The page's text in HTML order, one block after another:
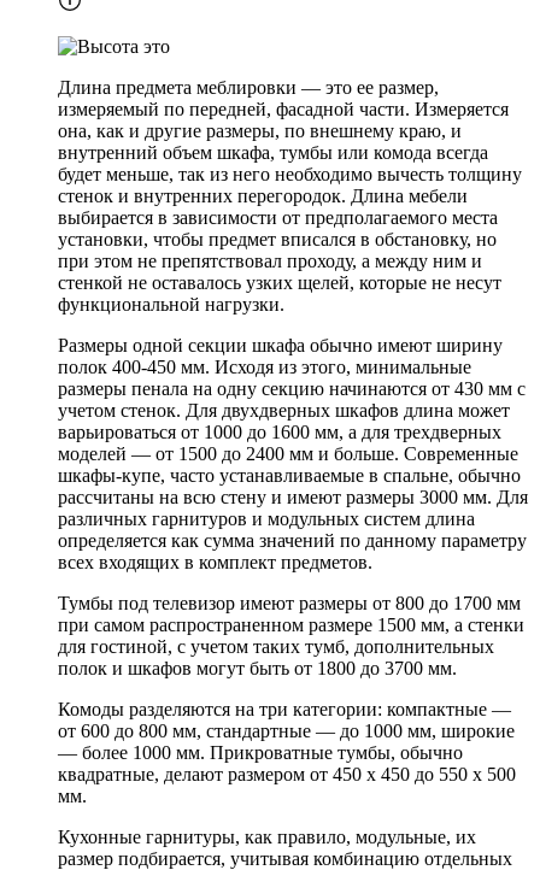
Длина предмета меблировки — это ее размер,
измеряемый по передней, фасадной части. Измеряется
она, как и другие размеры, по внешнему краю, и
внутренний объем шкафа, тумбы или комода всегда
будет меньше, так из него необходимо вычесть толщину
стенок и внутренних перегородок. Длина мебели
выбирается в зависимости от предполагаемого места
установки, чтобы предмет вписался в обстановку, но
при этом не препятствовал проходу, а между ним и
стенкой не оставалось узких щелей, которые не несут
функциональной нагрузки.
Размеры одной секции шкафа обычно имеют ширину
полок 400-450 мм. Исходя из этого, минимальные
размеры пенала на одну секцию начинаются от 430 мм с
учетом стенок. Для двухдверных шкафов длина может
варьироваться от 1000 до 1600 мм, а для трехдверных
моделей — от 1500 до 2400 мм и больше. Современные
шкафы-купе, часто устанавливаемые в спальне, обычно
рассчитаны на всю стену и имеют размеры 3000 мм. Для
различных гарнитуров и модульных систем длина
определяется как сумма значений по данному параметру
всех входящих в комплект предметов.
Тумбы под телевизор имеют размеры от 800 до 1700 мм
при самом распространенном размере 1500 мм, а стенки
для гостиной, с учетом таких тумб, дополнительных
полок и шкафов могут быть от 1800 до 3700 мм.
Комоды разделяются на три категории: компактные —
от 600 до 800 мм, стандартные — до 1000 мм, широкие
— более 1000 мм. Прикроватные тумбы, обычно
квадратные, делают размером от 450 х 450 до 550 х 500
мм.
Кухонные гарнитуры, как правило, модульные, их
размер подбирается, учитывая комбинацию отдельных